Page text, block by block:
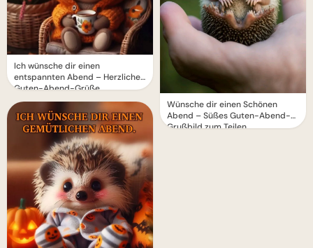
Ich wünsche dir einen
entspannten Abend – Herzliche
Guten-Abend-Grüße
Wünsche dir einen Schönen
Abend – Süßes Guten-Abend-
Grußbild zum Teilen